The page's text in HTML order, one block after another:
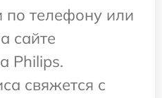
по телефону или
сайте
Philips.
свяжется с